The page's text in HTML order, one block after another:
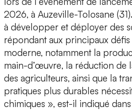
2026, à Auzeville-Tolosane
à développer et déployer des
répondant aux principaux défis
moderne, notamment la
main-d’œuvre, la réduction de
des agriculteurs, ainsi que la
pratiques plus durables
chimiques », est-il indiqué